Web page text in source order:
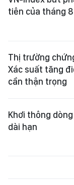
tiên của tháng 8
Thị trường
Xác suất tăng
cần thận trọng
Khơi thông
dài hạn